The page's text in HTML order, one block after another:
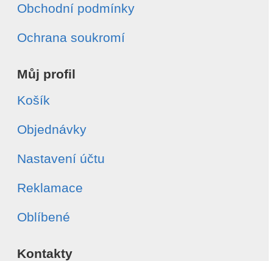
Obchodní podmínky
Ochrana soukromí
Můj profil
Košík
Objednávky
Nastavení účtu
Reklamace
Oblíbené
Kontakty